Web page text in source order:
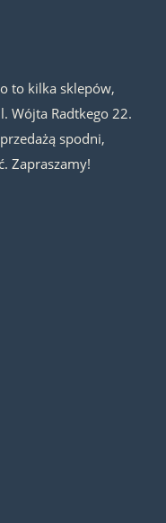
to kilka sklepów,
Wójta Radtkego 22.
spodni,
Zapraszamy!